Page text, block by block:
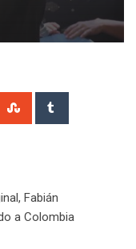
StumbleUpon
Fabián
a Colombia